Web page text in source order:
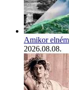
Amikor
2026.08.08.